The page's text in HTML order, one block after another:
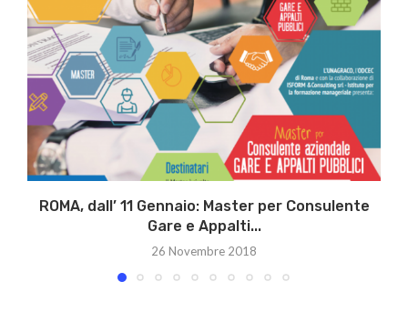
ROMA, dall’ 11 Gennaio: Master per Consulente
Gare e Appalti...
26 Novembre 2018